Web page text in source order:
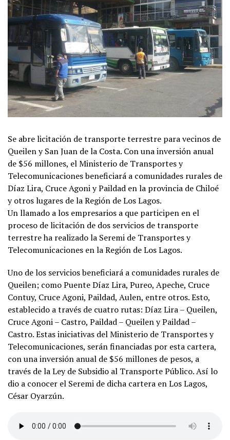
Se abre licitación de transporte terrestre para vecinos de
Queilen y San Juan de la Costa. Con una inversión anual
de $56 millones, el Ministerio de Transportes y
Telecomunicaciones beneficiará a comunidades rurales de
Díaz Lira, Cruce Agoni y Paildad en la provincia de Chiloé
y otros lugares de la Región de Los Lagos.
Un llamado a los empresarios a que participen en el
proceso de licitación de dos servicios de transporte
terrestre ha realizado la Seremi de Transportes y
Telecomunicaciones en la Región de Los Lagos.
Uno de los servicios beneficiará a comunidades rurales de
Queilen; como Puente Díaz Lira, Pureo, Apeche, Cruce
Contuy, Cruce Agoni, Paildad, Aulen, entre otros. Esto,
establecido a través de cuatro rutas: Díaz Lira – Queilen,
Cruce Agoni – Castro, Paildad – Queilen y Paildad –
Castro. Estas iniciativas del Ministerio de Transportes y
Telecomunicaciones, serán financiadas por esta cartera,
con una inversión anual de $56 millones de pesos, a
través de la Ley de Subsidio al Transporte Público. Así lo
dio a conocer el Seremi de dicha cartera en Los Lagos,
César Oyarzún.